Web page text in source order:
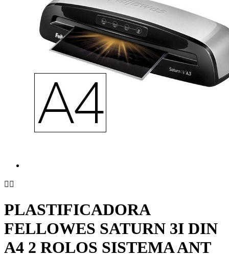
 
PLASTIFICADORA
FELLOWES SATURN 3I DIN
A4 2 ROLOS SISTEMA ANT